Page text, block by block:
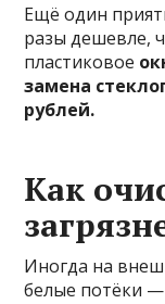
Ещё один
разы дешевле,
пластиковое
замена
рублей.
Как
Иногда на
белые потёки —